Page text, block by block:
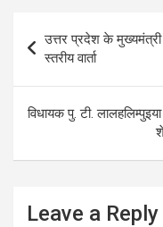
navigation
उत्तर प्रदेश के
स्तरीय वार्ता
विधायक पु. टी.
Leave a Reply